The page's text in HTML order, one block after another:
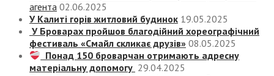
агента 02.06.2025
У Калиті горів житловий будинок 19.05.2025
У Броварах пройшов благодійний хореографічний
фестиваль «Смайл скликає друзів» 08.05.2025
Понад 150 броварчан отримають адресну
матеріальну допомогу 29.04.2025